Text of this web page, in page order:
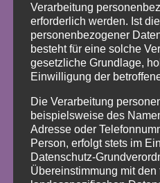
Die Kinder lernen,
Team zu tanzen und
stärken – ganz ohne
Spaß und
UNSERE
TANZKURSE
Verarbeitung
erforderlich werden. Ist
personenbezogener
besteht für eine solche
gesetzliche Grundlage,
Einwilligung der
Die Verarbeitung
beispielsweise des
Adresse oder
Person, erfolgt stets im
Datenschutz-
Übereinstimmung mit den